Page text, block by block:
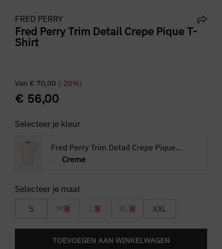
FRED PERRY
Fred Perry Trim Detail Crepe Pique T-
Shirt
Van € 70,00 (-20%)
€ 56,00
Selecteer je kleur
Fred Perry Trim Detail Crepe Pique T-Shirt
Creme
S M L XL XXL
TOEVOEGEN AAN WINKELWAGEN